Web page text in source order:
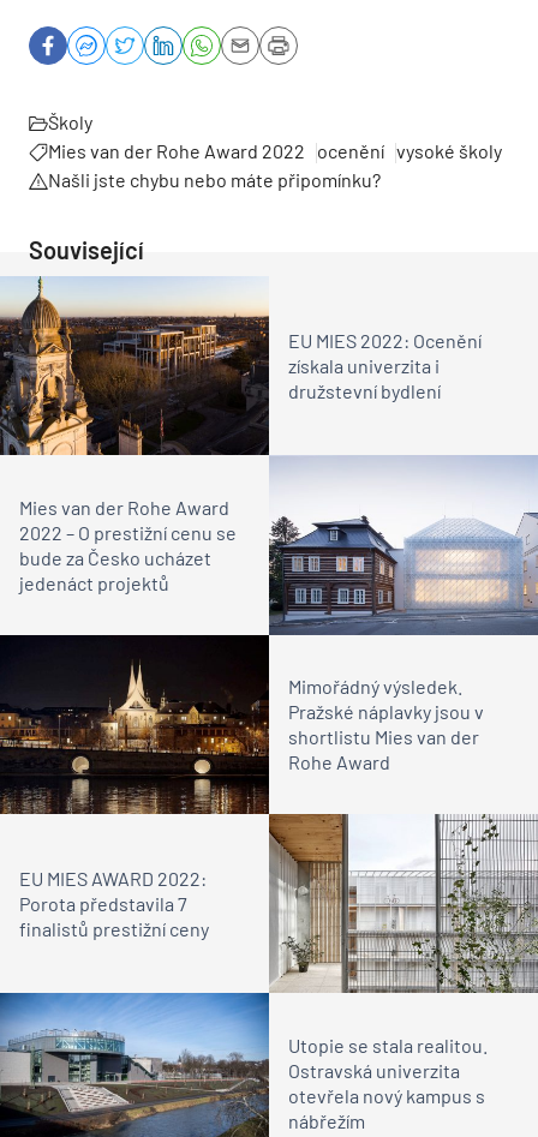
Školy
Mies van der Rohe Award 2022
ocenění vysoké školy
Našli jste chybu nebo máte připomínku?
Související
EU MIES 2022: Ocenění
získala univerzita i
družstevní bydlení
Mies van der Rohe Award
2022 – O prestižní cenu se
bude za Česko ucházet
jedenáct projektů
Mimořádný výsledek.
Pražské náplavky jsou v
shortlistu Mies van der
Rohe Award
EU MIES AWARD 2022:
Porota představila 7
finalistů prestižní ceny
Utopie se stala realitou.
Ostravská univerzita
otevřela nový kampus s
nábřežím